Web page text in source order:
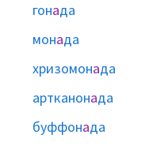
гонада
монада
хризомонада
артканонада
буффонада